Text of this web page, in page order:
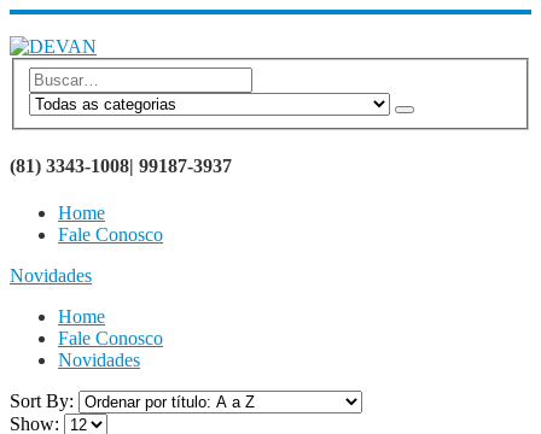
(81) 3343-1008| 99187-3937
Home
Fale Conosco
Novidades
Home
Fale Conosco
Novidades
Sort By:
Show: